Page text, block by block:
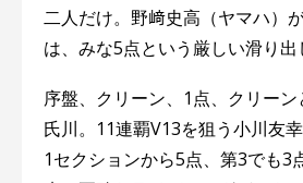
二人だけ。野﨑史高（ヤマハ）
は、みな5点という厳しい滑り出
序盤、クリーン、1点、クリー
氏川。11連覇V13を狙う小川友
1セクションから5点、第3でも3